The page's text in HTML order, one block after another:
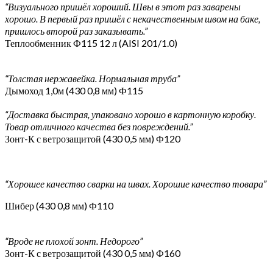
“Визуального пришёл хороший. Швы в этот раз заварены
хорошо. В первый раз пришёл с некачественным швом на баке,
пришлось второй раз заказывать.”
Теплообменник Ф115 12 л (AISI 201/1.0)
“Толстая нержавейка. Нормальная труба”
Дымоход 1,0м (430 0,8 мм) Ф115
“Доставка быстрая, упаковано хорошо в картонную коробку.
Товар отличного качества без повреждений.”
Зонт-К с ветрозащитой (430 0,5 мм) Ф120
“Хорошее качество сварки на швах. Хорошие качество товара”
Шибер (430 0,8 мм) Ф110
“Вроде не плохой зонт. Недорого”
Зонт-К с ветрозащитой (430 0,5 мм) Ф160